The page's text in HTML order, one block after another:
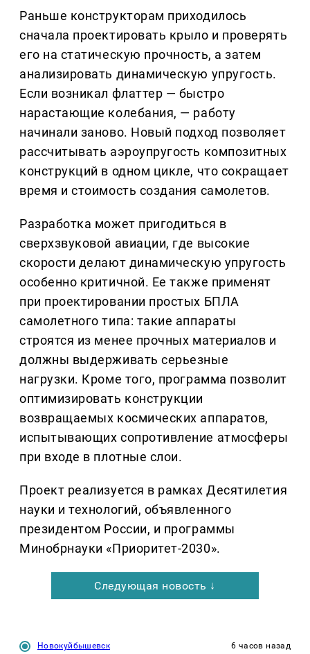
Раньше конструкторам приходилось
сначала проектировать крыло и проверять
его на статическую прочность, а затем
анализировать динамическую упругость.
Если возникал флаттер — быстро
нарастающие колебания, — работу
начинали заново. Новый подход позволяет
рассчитывать аэроупругость композитных
конструкций в одном цикле, что сокращает
время и стоимость создания самолетов.
Разработка может пригодиться в
сверхзвуковой авиации, где высокие
скорости делают динамическую упругость
особенно критичной. Ее также применят
при проектировании простых БПЛА
самолетного типа: такие аппараты
строятся из менее прочных материалов и
должны выдерживать серьезные
нагрузки. Кроме того, программа позволит
оптимизировать конструкции
возвращаемых космических аппаратов,
испытывающих сопротивление атмосферы
при входе в плотные слои.
Проект реализуется в рамках Десятилетия
науки и технологий, объявленного
президентом России, и программы
Минобрнауки «Приоритет-2030».
Следующая новость ↓
Новокуйбышевск 6 часов назад